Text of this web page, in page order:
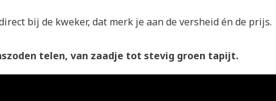
bij de kweker, dat merk je aan de versheid én de prijs.
telen, van zaadje tot stevig groen tapijt.